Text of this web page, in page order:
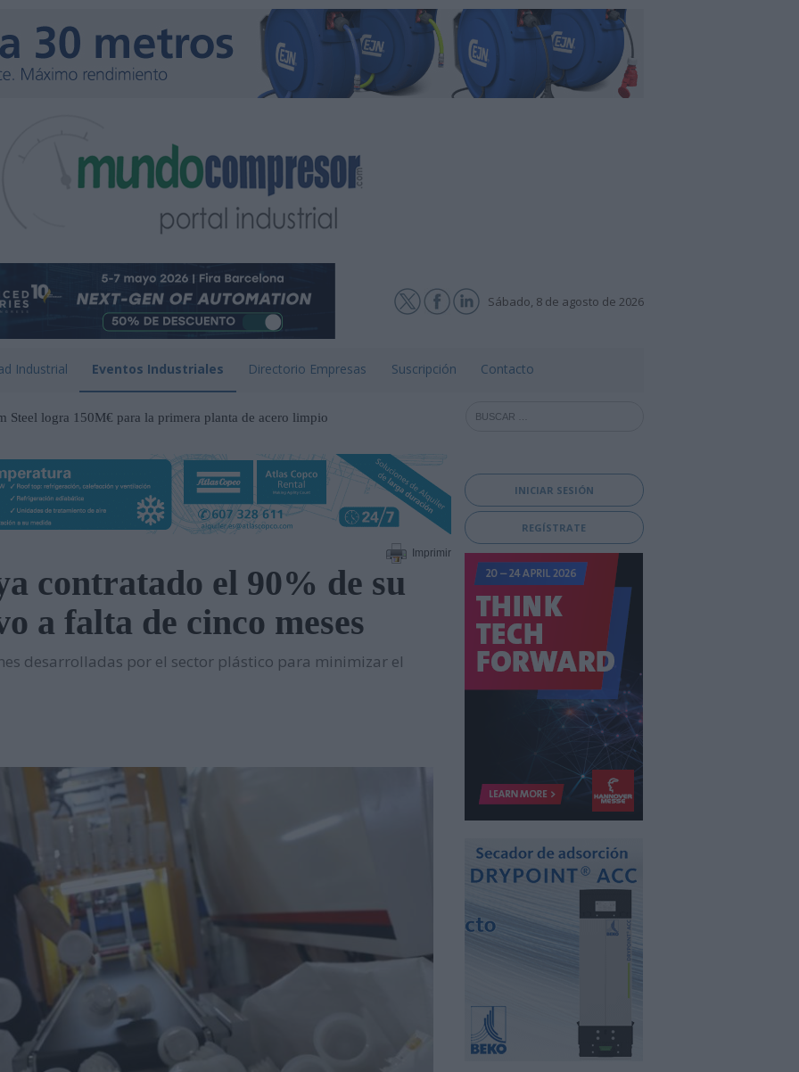
Sábado, 8 de agosto de 2026
Industrial Eventos Industriales Directorio Empresas Suscripción Contacto
Steel logra 150M€ para la primera planta de acero limpio
del nuevo Hospital de Mandurah (Australia)
de distribución de Eisenhart Laeppché GmbH en
Frimley Park en Inglaterra
un entorno estratégico para impulsar inversiones y
en EP Equipment
serie de tablets industriales Tab-IND
central hidroeléctrica reversible en Asturias
nuevas oportunidades de negocio con grandes
de negocio en la 10ª edición de AdditƐD
de la depuradora de Cajamarca en Perú
de una veintena de países de los cinco continentes
para reducir averías y costes
de 6 ejes Motoman GP215L
Imprimir
contratado el 90% de su
a falta de cinco meses
desarrolladas por el sector plástico para minimizar el
INICIAR SESIÓN
REGÍSTRATE